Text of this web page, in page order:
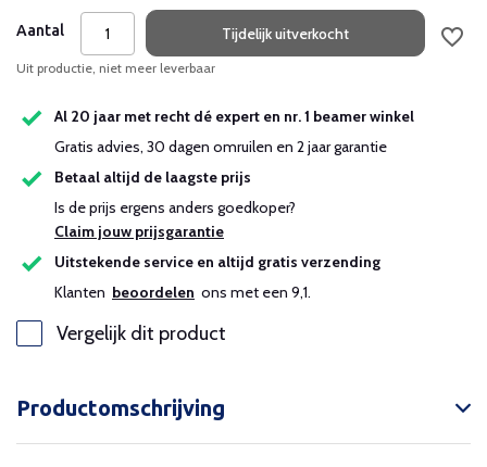
Aantal Tijdelijk uitverkocht
Uit productie, niet meer leverbaar
Al 20 jaar met recht dé expert en nr. 1 beamer winkel
Gratis advies, 30 dagen omruilen en 2 jaar garantie
Betaal altijd de laagste prijs
Is de prijs ergens anders goedkoper?
Claim jouw prijsgarantie
Uitstekende service en altijd gratis verzending
Klanten beoordelen ons met een 9,1.
Vergelijk dit product
Productomschrijving